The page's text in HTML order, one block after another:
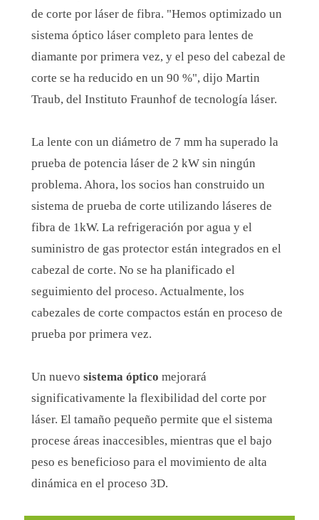
de corte por láser de fibra. "Hemos optimizado un
sistema óptico láser completo para lentes de
diamante por primera vez, y el peso del cabezal de
corte se ha reducido en un 90 %", dijo Martin
Traub, del Instituto Fraunhof de tecnología láser.
La lente con un diámetro de 7 mm ha superado la
prueba de potencia láser de 2 kW sin ningún
problema. Ahora, los socios han construido un
sistema de prueba de corte utilizando láseres de
fibra de 1kW. La refrigeración por agua y el
suministro de gas protector están integrados en el
cabezal de corte. No se ha planificado el
seguimiento del proceso. Actualmente, los
cabezales de corte compactos están en proceso de
prueba por primera vez.
Un nuevosistema óptico mejorará
significativamente la flexibilidad del corte por
láser. El tamaño pequeño permite que el sistema
procese áreas inaccesibles, mientras que el bajo
peso es beneficioso para el movimiento de alta
dinámica en el proceso 3D.